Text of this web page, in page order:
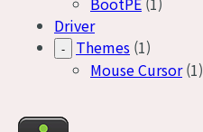
Driver
- Themes (1)
Mouse Cursor (1)